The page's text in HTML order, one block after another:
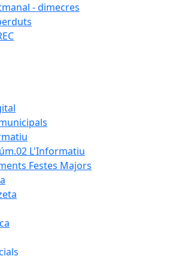
- dimecres
L'Informatiu
Festes Majors